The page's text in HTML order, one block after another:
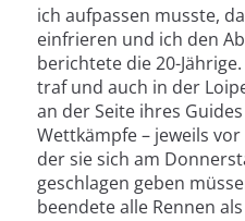
ich aufpassen musste,
einfrieren und ich den
berichtete die 20-
traf und auch in der
an der Seite ihres
Wettkämpfe – jeweils
der sie sich am
geschlagen geben
beendete alle Rennen